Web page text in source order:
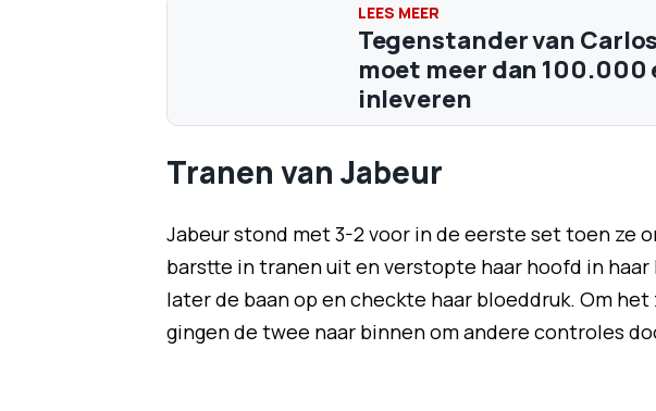
Tegenstander van
moet meer dan
inleveren
Tranen van Jabeur
Jabeur stond met 3-2 voor in de eerste set toen ze
barstte in tranen uit en verstopte haar hoofd in haar
later de baan op en checkte haar bloeddruk. Om
gingen de twee naar binnen om andere controles